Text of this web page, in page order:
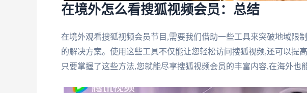
在境外怎么看搜狐视频会员：总结
在境外观看搜狐视频会员节目,需要我们借助一些工具来突破地域限
的解决方案。使用这些工具不仅能让您轻松访问搜狐视频,还可以提
只要掌握了这些方法,您就能尽享搜狐视频会员的丰富内容,在海外也